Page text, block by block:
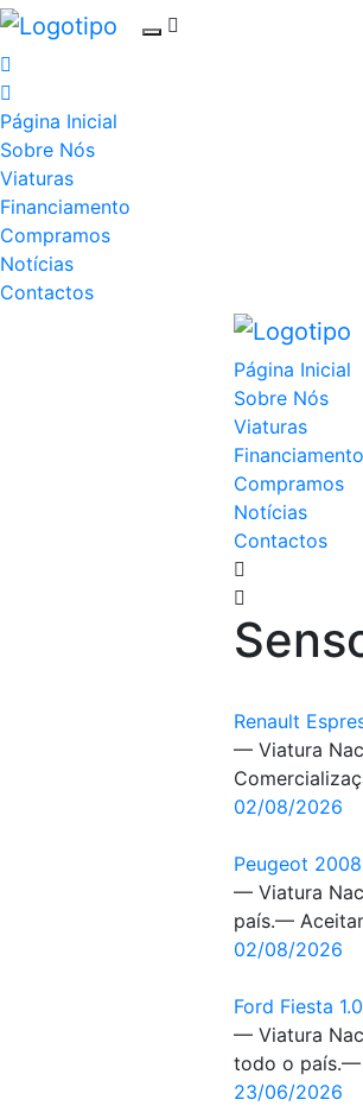
Página Inicial
Sobre Nós
Viaturas
Financiamento
Compramos
Notícias
Contactos
Página Inicial
Sobre Nós
Viaturas
Financiamento
Compramos
Notícias
Contactos
Renault
— Viatura
02/08/2026
Peugeot
— Viatura
país.—
02/08/2026
Ford Fiesta
— Viatura
todo o país.—
23/06/2026